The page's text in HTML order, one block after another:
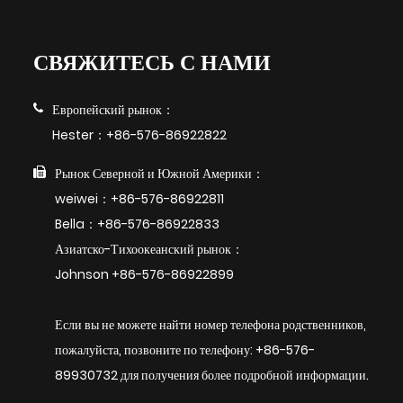
СВЯЖИТЕСЬ С НАМИ
Европейский рынок：
Hester：+86-576-86922822
Рынок Северной и Южной Америки：
weiwei：+86-576-86922811
Bella：+86-576-86922833
Азиатско-Тихоокеанский рынок：
Johnson +86-576-86922899
Если вы не можете найти номер телефона родственников,
пожалуйста, позвоните по телефону: +86-576-
89930732 для получения более подробной информации.